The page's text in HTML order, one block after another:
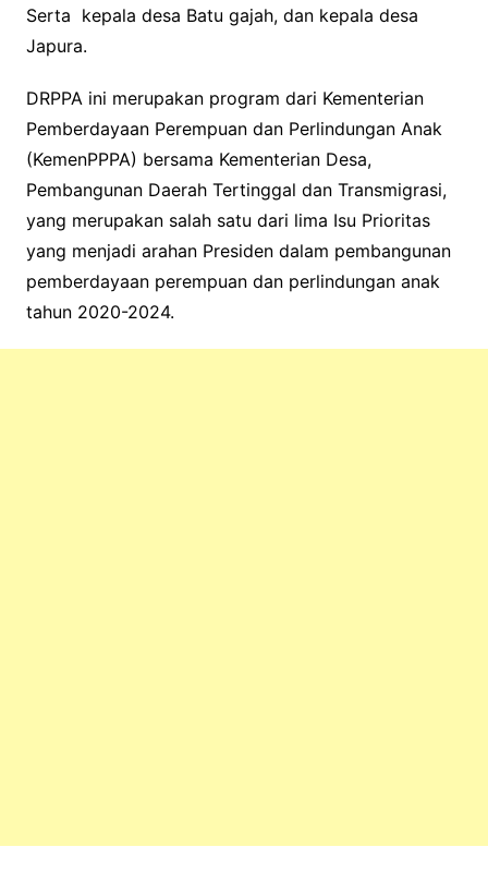
Serta kepala desa Batu gajah, dan kepala desa
Japura.
DRPPA ini merupakan program dari Kementerian
Pemberdayaan Perempuan dan Perlindungan Anak
(KemenPPPA) bersama Kementerian Desa,
Pembangunan Daerah Tertinggal dan Transmigrasi,
yang merupakan salah satu dari lima Isu Prioritas
yang menjadi arahan Presiden dalam pembangunan
pemberdayaan perempuan dan perlindungan anak
tahun 2020-2024.